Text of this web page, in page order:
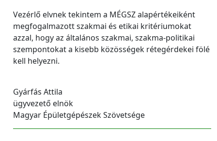
Vezérlő elvnek tekintem a MÉGSZ alapértékeiként
megfogalmazott szakmai és etikai kritériumokat
azzal, hogy az általános szakmai, szakma-politikai
szempontokat a kisebb közösségek rétegérdekei fölé
kell helyezni.
Gyárfás Attila
ügyvezető elnök
Magyar Épületgépészek Szövetsége